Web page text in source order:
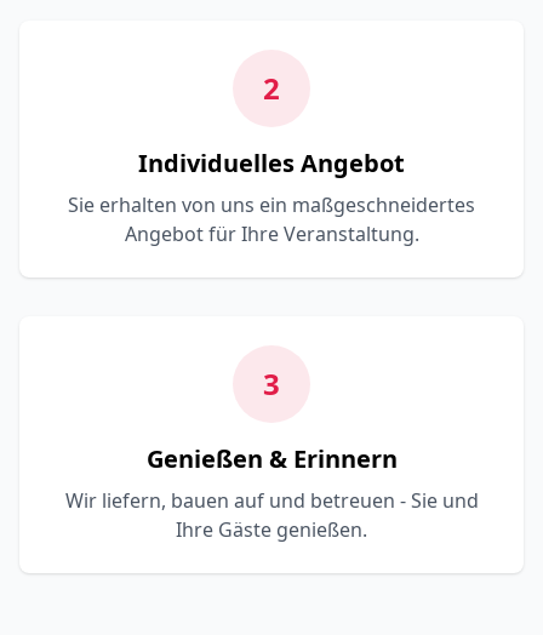
2
Individuelles Angebot
Sie erhalten von uns ein maßgeschneidertes
Angebot für Ihre Veranstaltung.
3
Genießen & Erinnern
Wir liefern, bauen auf und betreuen - Sie und
Ihre Gäste genießen.